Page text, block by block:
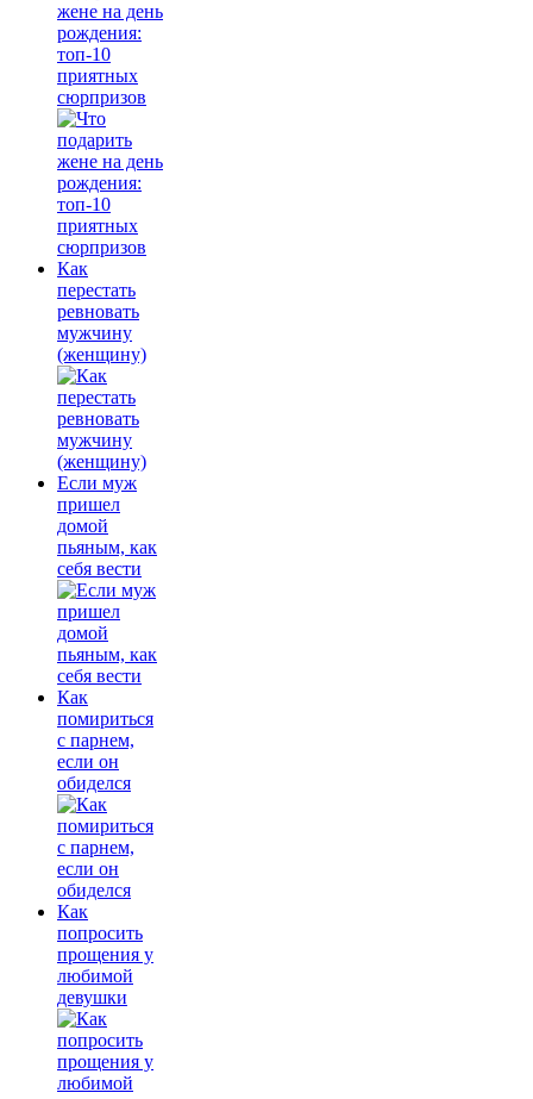
жене на день
рождения:
топ-10
приятных
сюрпризов
Как
перестать
ревновать
мужчину
(женщину)
Если муж
пришел
домой
пьяным, как
себя вести
Как
помириться
с парнем,
если он
обиделся
Как
попросить
прощения у
любимой
девушки